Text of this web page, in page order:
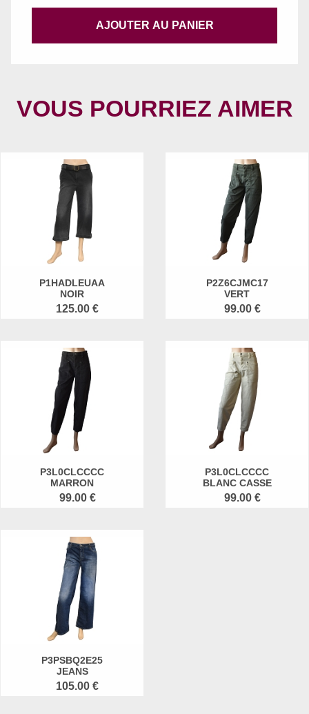
AJOUTER AU PANIER
VOUS POURRIEZ AIMER
P1HADLEUAA
NOIR
125.00 €
P2Z6CJMC17
VERT
99.00 €
P3L0CLCCCC
MARRON
99.00 €
P3L0CLCCCC
BLANC CASSE
99.00 €
P3PSBQ2E25
JEANS
105.00 €